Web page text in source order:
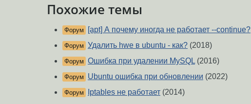
Похожие темы
Форум [apt] А почему иногда не работает --continue?
Форум Удалить hwe в ubuntu - как? (2018)
Форум Ошибка при удалении MySQL (2016)
Форум Ubuntu ошибка при обновлении (2022)
Форум Iptables не работает (2014)